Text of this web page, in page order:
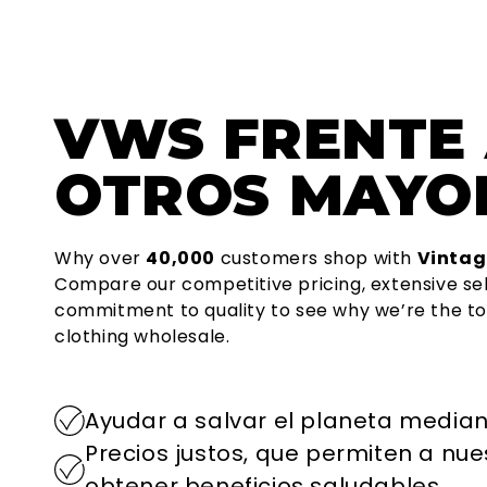
VWS FRENTE
OTROS
Why over 40,000 customers shop with
Compare our competitive pricing, extensive
commitment to quality to see why we’re the
clothing wholesale.
Ayudar a salvar el planeta
Precios justos, que permiten a